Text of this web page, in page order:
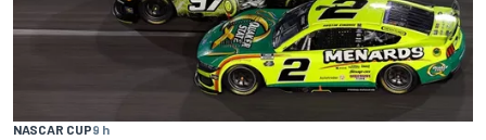
NASCAR CUP9 h